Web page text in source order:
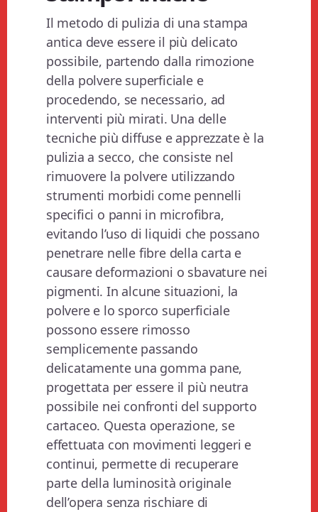
Il metodo di pulizia di una stampa
antica deve essere il più delicato
possibile, partendo dalla rimozione
della polvere superficiale e
procedendo, se necessario, ad
interventi più mirati. Una delle
tecniche più diffuse e apprezzate è la
pulizia a secco, che consiste nel
rimuovere la polvere utilizzando
strumenti morbidi come pennelli
specifici o panni in microfibra,
evitando l’uso di liquidi che possano
penetrare nelle fibre della carta e
causare deformazioni o sbavature nei
pigmenti. In alcune situazioni, la
polvere e lo sporco superficiale
possono essere rimosso
semplicemente passando
delicatamente una gomma pane,
progettata per essere il più neutra
possibile nei confronti del supporto
cartaceo. Questa operazione, se
effettuata con movimenti leggeri e
continui, permette di recuperare
parte della luminosità originale
dell’opera senza rischiare di